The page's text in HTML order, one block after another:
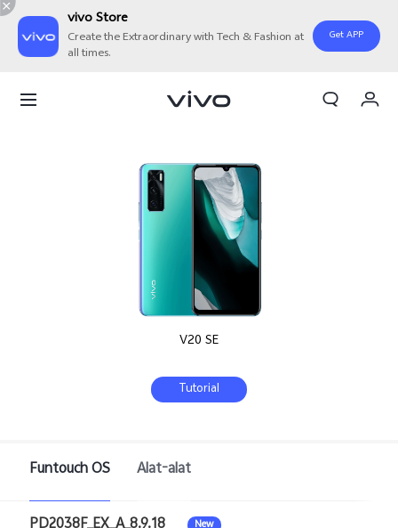
vivo Store
Create the Extraordinary with Tech & Fashion at
all times.
Get APP
V20 SE
Tutorial
Funtouch OS Alat-alat